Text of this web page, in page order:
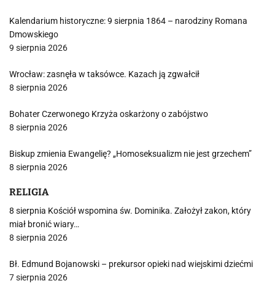
Kalendarium historyczne: 9 sierpnia 1864 – narodziny Romana
Dmowskiego
9 sierpnia 2026
Wrocław: zasnęła w taksówce. Kazach ją zgwałcił
8 sierpnia 2026
Bohater Czerwonego Krzyża oskarżony o zabójstwo
8 sierpnia 2026
Biskup zmienia Ewangelię? „Homoseksualizm nie jest grzechem”
8 sierpnia 2026
RELIGIA
8 sierpnia Kościół wspomina św. Dominika. Założył zakon, który
miał bronić wiary…
8 sierpnia 2026
Bł. Edmund Bojanowski – prekursor opieki nad wiejskimi dziećmi
7 sierpnia 2026